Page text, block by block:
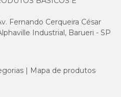
Fernando Cerqueira César
Industrial, Barueri - SP
Mapa de produtos